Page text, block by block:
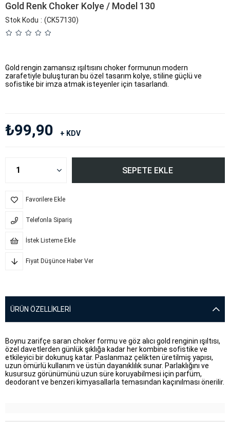
Gold Renk Choker Kolye / Model 130
Stok Kodu (CK57130)
Gold rengin zamansız ışıltısını choker formunun modern
zarafetiyle buluşturan bu özel tasarım kolye, stiline güçlü ve
sofistike bir imza atmak isteyenler için tasarlandı.
₺99,90 + KDV
Favorilere Ekle
Telefonla Sipariş
İstek Listeme Ekle
Fiyat Düşünce Haber Ver
ÜRÜN ÖZELLIKLERI
Boynu zarifçe saran choker formu ve göz alıcı gold renginin ışıltısı,
özel davetlerden günlük şıklığa kadar her kombine sofistike ve
etkileyici bir dokunuş katar. Paslanmaz çelikten üretilmiş yapısı,
uzun ömürlü kullanım ve üstün dayanıklılık sunar. Parlaklığını ve
kusursuz görünümünü uzun süre koruyabilmesi için parfüm,
deodorant ve benzeri kimyasallarla temasından kaçınılması önerilir.